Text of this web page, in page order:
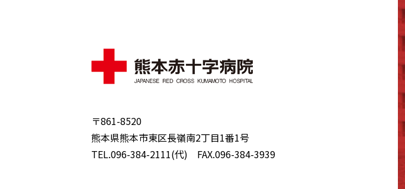
〒861-8520
熊本県熊本市東区長嶺南2丁目1番1号
TEL.096-384-2111(代) FAX.096-384-3939